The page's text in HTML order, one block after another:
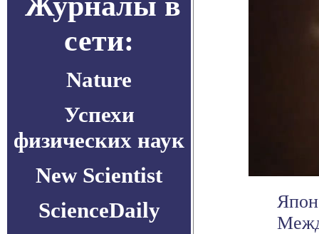
сети:
Nature
Успехи
физических наук
New Scientist
ScienceDaily